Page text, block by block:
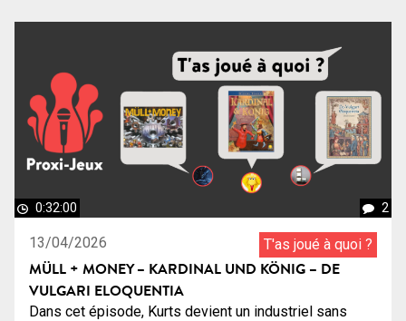
0:32:00 2
13/04/2026 T'as joué à quoi ?
MÜLL + MONEY – KARDINAL UND KÖNIG – DE
VULGARI ELOQUENTIA
Dans cet épisode, Kurts devient un industriel sans